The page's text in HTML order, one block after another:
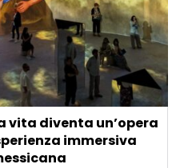
vita diventa un’opera
immersiva